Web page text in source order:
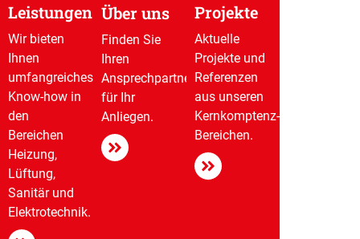
Leistungen
Wir bieten
Ihnen
umfangreiches
Know-how in
den
Bereichen
Heizung,
Lüftung,
Sanitär und
Elektrotechnik.
Über uns
Finden Sie
Ihren
Ansprechpartner
für Ihr
Anliegen.
Projekte
Aktuelle
Projekte und
Referenzen
aus unseren
Kernkomptenz-
Bereichen.